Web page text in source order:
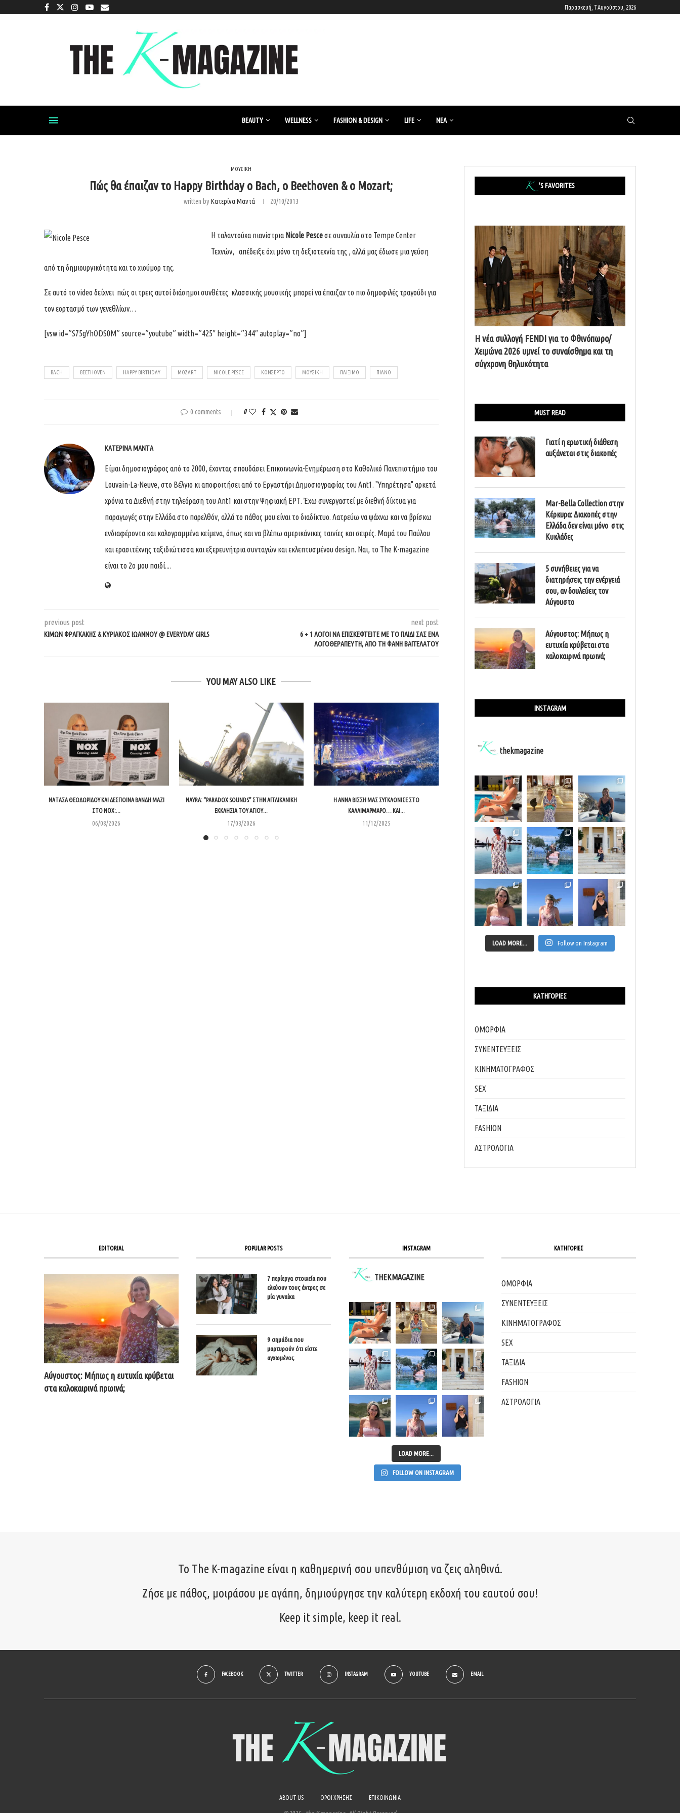
Παρασκευή, 7 Αυγούστου, 2026
BEAUTY WELLNESS FASHION & DESIGN LIFE ΝΈΑ
ΜΟΥΣΙΚΗ
Πώς θα έπαιζαν το Happy Birthday ο Bach, o Beethoven & o Mozart;
written byΚατερίνα Μαντά 20/10/2013
Η ταλαντούχα πιανίστρια Nicole Pesceσε συναυλία στο Tempe Center
Τεχνών, απέδειξε όχι μόνο τη δεξιοτεχνία της , αλλά μας έδωσε μια γεύση
από τη δημιουργικότητα και το χιούμορ της.
Σε αυτό το video δείχνει πώς οι τρεις αυτοί διάσημοι συνθέτες κλασσικής μουσικής μπορεί να έπαιζαν το πιο δημοφιλές τραγούδι για
τον εορτασμό των γενεθλίων…
[vsw id=”S75gYhODS0M” source=”youtube” width=”425″ height=”344″ autoplay=”no”]
BACH BEETHOVEN HAPPY BIRTHDAY MOZART NICOLE PESCE ΚΟΝΣΈΡΤΟ ΜΟΥΣΙΚΉ ΠΑΊΞΙΜΟ ΠΙΆΝΟ
0 comments 0
ΚΑΤΕΡΊΝΑ ΜΑΝΤΆ
Είμαι δημοσιογράφος από το 2000, έχοντας σπουδάσει Επικοινωνία-Ενημέρωση στο Καθολικό Πανεπιστήμιο του
Louvain-La-Neuve, στο Βέλγιο κι αποφοιτήσει από το Εργαστήρι Δημοσιογραφίας του Ant1. "Υπηρέτησα" αρκετά
χρόνια τα Διεθνή στην τηλεόραση του Ant1 και στην Ψηφιακή ΕΡΤ. Έχω συνεργαστεί με διεθνή δίκτυα για
παραγωγές στην Ελλάδα στο παρελθόν, αλλά το πάθος μου είναι το διαδίκτυο. Λατρεύω να ψάχνω και να βρίσκω
ενδιαφέροντα και καλογραμμένα κείμενα, όπως και να βλέπω αμερικάνικες ταινίες και σειρές. Μαμά του Παύλου
και ερασιτέχνης ταξιδιώτισσα και εξερευνήτρια συνταγών και εκλεπτυσμένου design. Ναι, το The K-magazine
είναι το 2ο μου παιδί....
previous post
ΚΊΜΩΝ ΦΡΑΓΚΆΚΗΣ & ΚΥΡΙΆΚΟΣ ΙΩΆΝΝΟΥ @ EVERYDAY GIRLS
next post
6 + 1 ΛΌΓΟΙ ΝΑ ΕΠΙΣΚΕΦΤΕΊΤΕ ΜΕ ΤΟ ΠΑΙΔΊ ΣΑΣ ΈΝΑ
ΛΟΓΟΘΕΡΑΠΕΥΤΉ, ΑΠΌ ΤΗ ΦΑΝΉ ΒΑΓΓΕΛΆΤΟΥ
YOU MAY ALSO LIKE
ΝΑΤΆΣΑ ΘΕΟΔΩΡΊΔΟΥ ΚΑΙ ΔΈΣΠΟΙΝΑ ΒΑΝΔΉ ΜΑΖΊ
ΣΤΟ NOX:...
06/08/2026
NAYRA: “PARADOX SOUNDS” ΣΤΗΝ ΑΓΓΛΙΚΑΝΙΚΉ
ΕΚΚΛΗΣΊΑ ΤΟΥ ΑΓΊΟΥ...
17/03/2026
Η ΆΝΝΑ ΒΊΣΣΗ ΜΆΣ ΣΥΓΚΛΌΝΙΣΕ ΣΤΟ
ΚΑΛΛΙΜΆΡΜΑΡΟ… ΚΑΙ...
11/12/2025
Η ΑΛΈΚΑ ΚΑΝΕΛΛΊΔΟΥ ΓΙΑ ΜΊΑ ΜΟΝΑΔΙΚΉ ΕΜΦΆΝΙΣΗ
ΣΤΟ...
16/09/2025
Ο ΣΆΚΗΣ ΡΟΥΒΆΣ ΕΠΙΣΤΡΈΦΕΙ
'S FAVORITES
Η νέα συλλογή FENDI για το Φθινόπωρο/
Χειμώνα 2026 υμνεί το συναίσθημα και τη
σύγχρονη θηλυκότητα
MUST READ
Γιατί η ερωτική διάθεση
αυξάνεται στις διακοπές
Mar-Bella Collection στην
Κέρκυρα: Διακοπές στην
Ελλάδα δεν είναι μόνο στις
Κυκλάδες
5 συνήθειες για να
διατηρήσεις την ενέργειά
σου, αν δουλεύεις τον
Αύγουστο
Αύγουστος: Μήπως η
ευτυχία κρύβεται στα
καλοκαιρινά πρωινά;
INSTAGRAM
thekmagazine
LOAD MORE... Follow on Instagram
ΚΑΤΗΓΟΡΊΕΣ
ΟΜΟΡΦΙΑ
ΣΥΝΕΝΤΕΥΞΕΙΣ
ΚΙΝΗΜΑΤΟΓΡΑΦΟΣ
SEX
ΤΑΞΙΔΙΑ
FASHION
ΑΣΤΡΟΛΟΓΙΑ
EDITORIAL
Αύγουστος: Μήπως η ευτυχία κρύβεται
στα καλοκαιρινά πρωινά;
POPULAR POSTS
7 περίεργα στοιχεία που
ελκύουν τους άντρες σε
μία γυναίκα
9 σημάδια που
μαρτυρούν ότι είστε
αγχωμένοι;
INSTAGRAM
THEKMAGAZINE
LOAD MORE...
FOLLOW ON INSTAGRAM
ΚΑΤΗΓΟΡΙΕΣ
ΟΜΟΡΦΙΑ
ΣΥΝΕΝΤΕΥΞΕΙΣ
ΚΙΝΗΜΑΤΟΓΡΑΦΟΣ
SEX
ΤΑΞΙΔΙΑ
FASHION
ΑΣΤΡΟΛΟΓΙΑ
Το The K-magazine είναι η καθημερινή σου υπενθύμιση να ζεις αληθινά.
Ζήσε με πάθος, μοιράσου με αγάπη, δημιούργησε την καλύτερη εκδοχή του εαυτού σου!
Keep it simple, keep it real.
FACEBOOK TWITTER INSTAGRAM YOUTUBE EMAIL
ABOUT US ΟΡΟΙ ΧΡΗΣΗΣ ΕΠΙΚΟΙΝΩΝΙΑ